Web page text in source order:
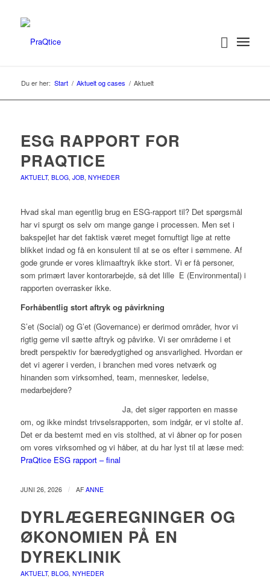
Du er her: Start / Aktuelt og cases / Aktuelt
ESG RAPPORT FOR
PRAQTICE
AKTUELT, BLOG, JOB, NYHEDER
Hvad skal man egentlig brug en ESG-rapport til? Det spørgsmål
har vi spurgt os selv om mange gange i processen. Men set i
bakspejlet har det faktisk været meget fornuftigt lige at rette
blikket indad og få en konsulent til at se os efter i sømmene. Af
gode grunde er vores klimaaftryk ikke stort. Vi er få personer,
som primært laver kontorarbejde, så det lille E (Environmental) i
rapporten overrasker ikke.
Forhåbentlig stort aftryk og påvirkning
S’et (Social) og G’et (Governance) er derimod områder, hvor vi
rigtig gerne vil sætte aftryk og påvirke. Vi ser områderne i et
bredt perspektiv for bæredygtighed og ansvarlighed. Hvordan er
det vi agerer i verden, i branchen med vores netværk og
hinanden som virksomhed, team, mennesker, ledelse,
medarbejdere?
Ja, det siger rapporten en masse
om, og ikke mindst trivselsrapporten, som indgår, er vi stolte af.
Det er da bestemt med en vis stolthed, at vi åbner op for posen
om vores virksomhed og vi håber, at du har lyst til at læse med:
PraQtice ESG rapport – final
JUNI 26, 2026 / AF ANNE
DYRLÆGEREGNINGER OG
ØKONOMIEN PÅ EN
DYREKLINIK
AKTUELT, BLOG, NYHEDER